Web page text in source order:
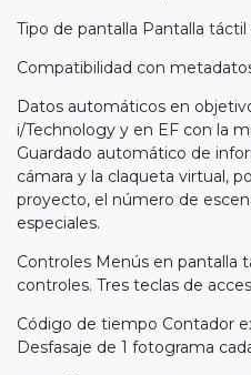
Tipo de pantalla Pantalla
Compatibilidad con
Datos automáticos en
i/Technology y en EF con la
Guardado automático de
cámara y la claqueta virtual,
proyecto, el número de
especiales.
Controles Menús en pantalla
controles. Tres teclas de
Código de tiempo Contador
Desfasaje de 1 fotograma